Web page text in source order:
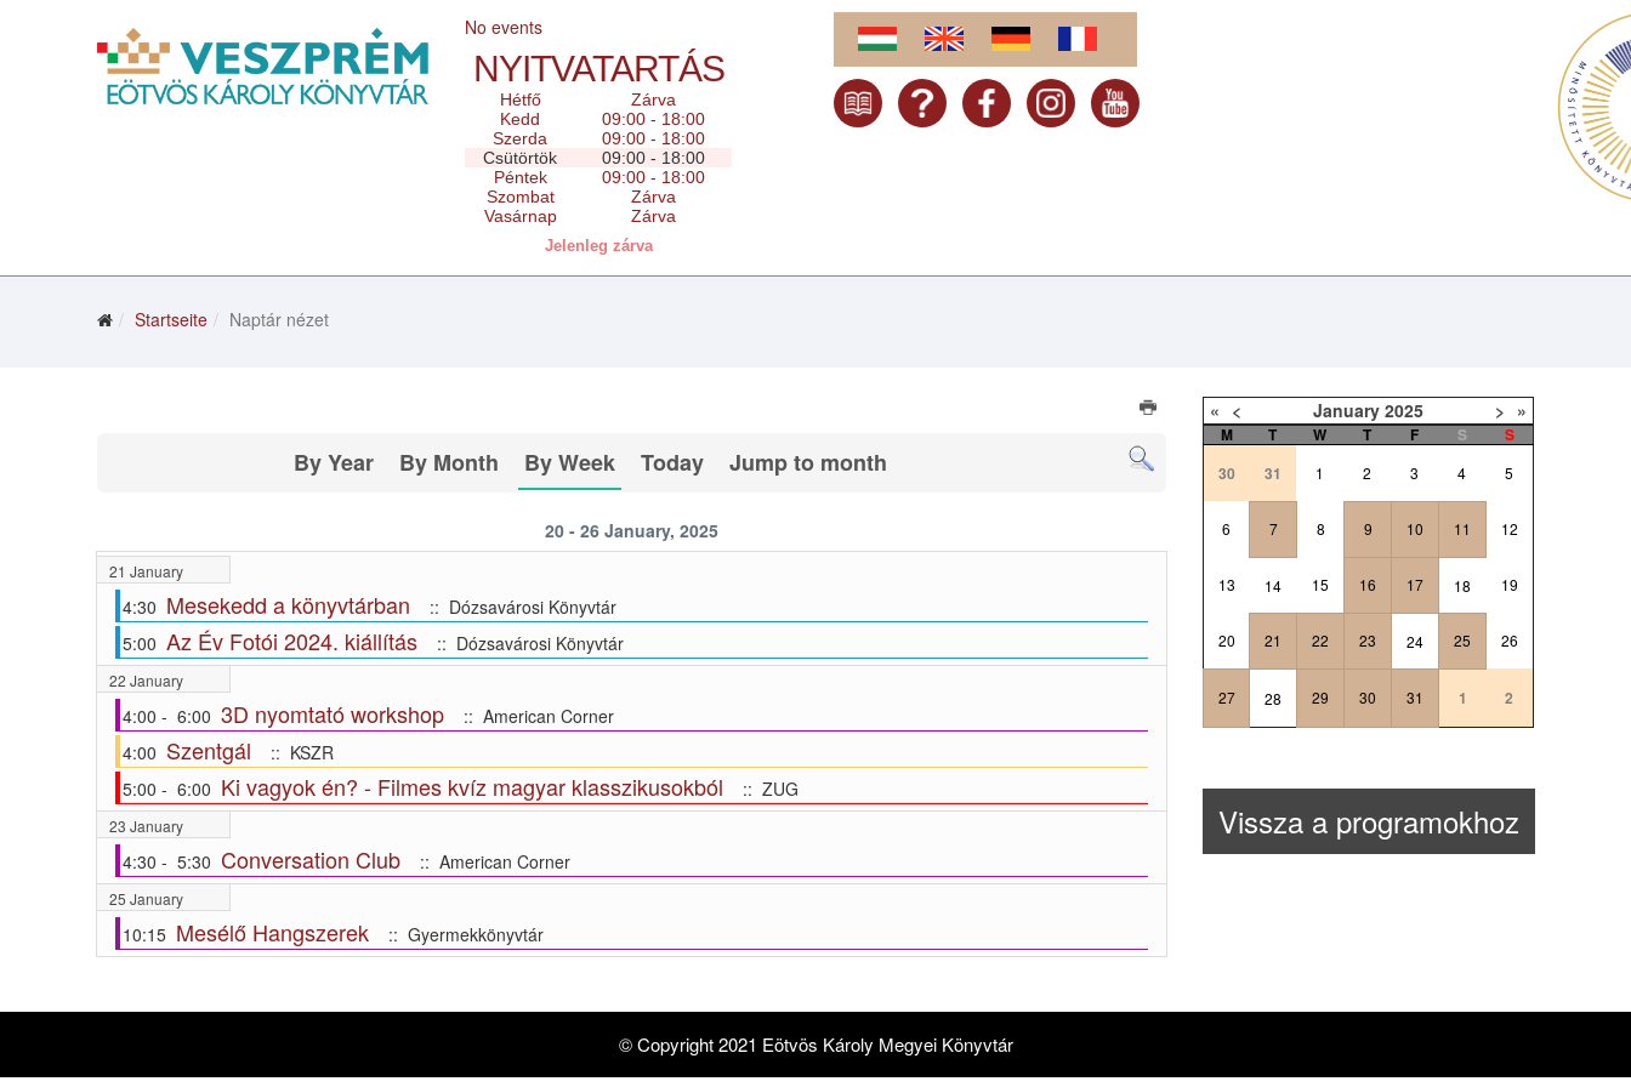
No events
NYITVATARTÁS
Hétfő
Zárva
Kedd
09:00 - 18:00
Szerda
09:00 - 18:00
Csütörtök
09:00 - 18:00
Péntek
09:00 - 18:00
Szombat
Zárva
Vasárnap
Zárva
Jelenleg zárva
Startseite Naptár nézet
By Year By Month By Week Today Jump to month
20 - 26 January, 2025
21 January
4:30 Mesekedd a könyvtárban
:: Dózsavárosi Könyvtár
5:00 Az Év Fotói 2024. kiállítás :: Dózsavárosi Könyvtár
22 January
4:00 - 6:00 3D nyomtató workshop
:: American Corner
4:00 Szentgál
:: KSZR
5:00 - 6:00 Ki vagyok én? - Filmes kvíz magyar klasszikusokból :: ZUG
23 January
4:30 - 5:30 Conversation Club :: American Corner
25 January
10:15 Mesélő Hangszerek :: Gyermekkönyvtár
« < January 2025 > »
M T W T F S
S
30
31 1 2 3 4 5
6 7 8 9 10 11 12
13 14 15 16 17 18 19
20 21 22 23 24 25 26
27 28 29 30 31 1 2
Vissza a programokhoz
© Copyright 2021 Eötvös Károly Megyei Könyvtár